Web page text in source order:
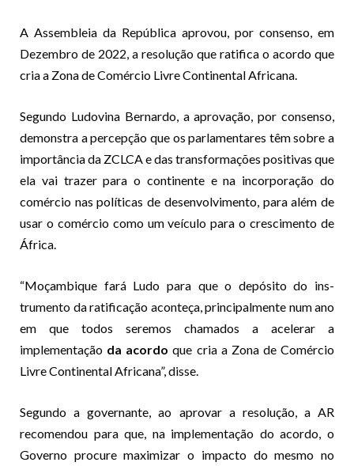
A Assembleia da Repúbli­ca aprovou, por consenso, em
Dezembro de 2022, a re­solução que ratifica o acordo que
cria a Zona de Comércio Livre Continental Africana.
Segundo Ludovina Ber­nardo, a aprovação, por consenso,
demonstra a per­cepção que os parlamentares têm sobre a
importância da ZCLCA e das transformações positivas que
ela vai traz­er para o continente e na incorporação do
comércio nas políticas de desenvolvi­mento, para além de
usar o comércio como um veículo para o crescimento de
Áfri­ca.
“Moçambique fará Ludo para que o depósito do ins­
trumento da ratificação aconteça, principalmente num ano
em que todos ser­emos chamados a acelerar a
implementação da acordo que cria a Zona de Comércio
Livre Continental Africana”, disse.
Segundo a governante, ao aprovar a resolução, a AR
recomendou para que, na implementação do acordo, o
Governo procure maximizar o impacto do mesmo no